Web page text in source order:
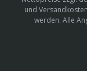
und
werden. Alle